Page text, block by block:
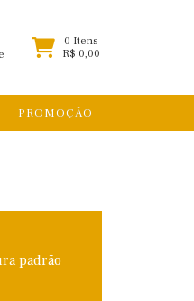
0 Itens
R$ 0,00
PROMOÇÃO
padrão